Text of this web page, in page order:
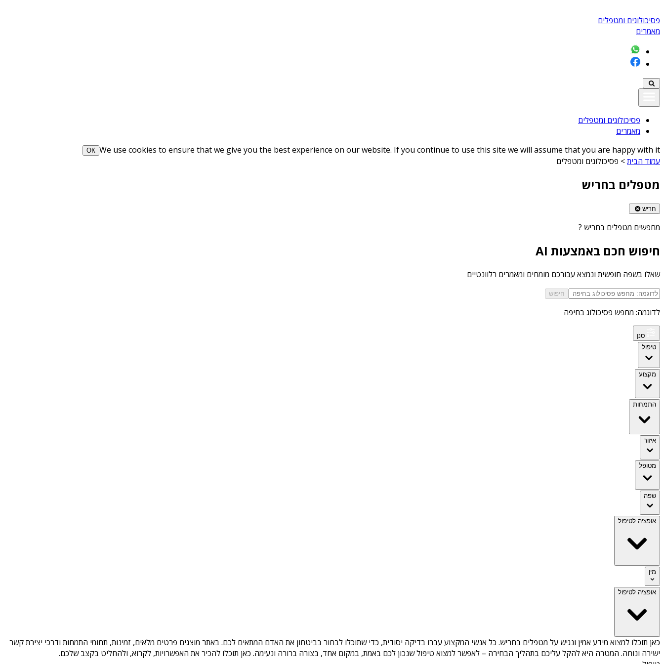
פסיכולוגים ומטפלים
מאמרים
פסיכולוגים ומטפלים
מאמרים
We use cookies to ensure that we give you the best experience on our website. If you continue to use this site we will assume that you are happy with it
ОК
עמוד הבית> פסיכולוגים ומטפלים
מטפלים בחריש
חריש
מחפשים מטפלים בחריש ?
חיפוש חכם באמצעות AI
שאלו בשפה חופשית ונמצא עבורכם מומחים ומאמרים רלוונטיים
חיפוש
לדוגמה: מחפש פסיכולוג בחיפה
סנן
טיפול
מקצוע
התמחות
איזור
מטופל
שפה
אופציה לטיפול
מין
אופציה לטיפול
כאן תוכלו למצוא מידע אמין ונגיש על מטפלים בחריש. כל אנשי המקצוע עברו בדיקה יסודית, כדי שתוכלו לבחור בביטחון את האדם המתאים לכם. באתר מוצגים פרטים מלאים, זמינות, תחומי התמחות ודרכי יצירת קשר
ישירה ונוחה. המטרה היא להקל עליכם בתהליך הבחירה – לאפשר למצוא טיפול שנכון לכם באמת, במקום אחד, בצורה ברורה ונעימה. כאן תוכלו להכיר את האפשרויות, לקרוא, ולהחליט בקצב שלכם.